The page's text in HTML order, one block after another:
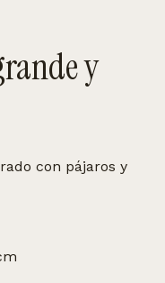
y
con pájaros y